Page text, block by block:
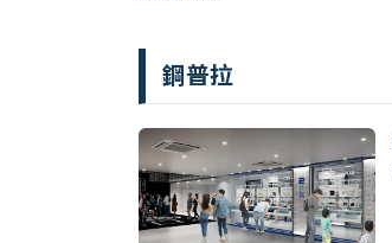
鋼普拉